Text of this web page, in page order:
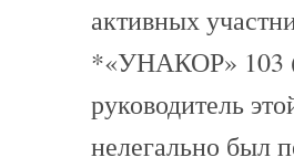
активных
*«УНАКОР» 103
руководитель
нелегально был